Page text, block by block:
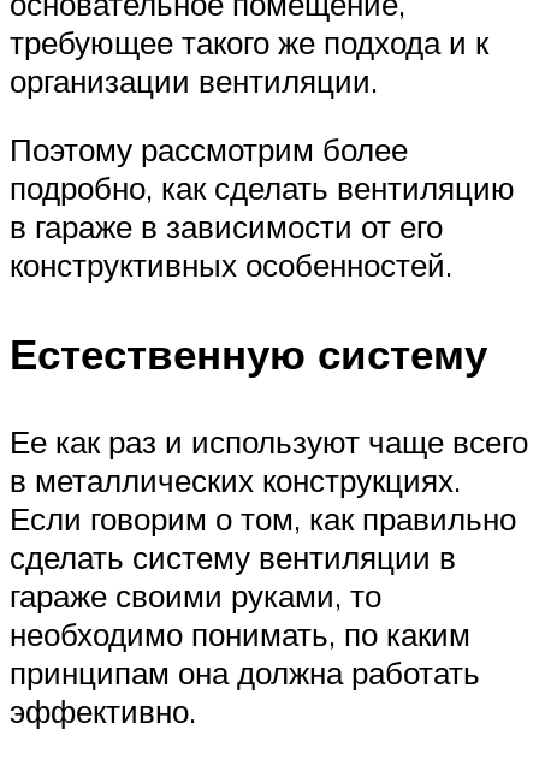
требующее такого же подхода и к
организации вентиляции.
Поэтому рассмотрим более
подробно, как сделать вентиляцию
в гараже в зависимости от его
конструктивных особенностей.
Естественную систему
Ее как раз и используют чаще всего
в металлических конструкциях.
Если говорим о том, как правильно
сделать систему вентиляции в
гараже своими руками, то
необходимо понимать, по каким
принципам она должна работать
эффективно.